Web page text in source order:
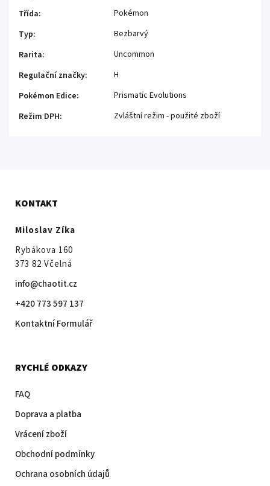
Třída:
Pokémon
Typ:
Bezbarvý
Rarita:
Uncommon
Regulační značky:
H
Pokémon Edice:
Prismatic Evolutions
Režim DPH: Zvláštní režim - použité zboží
KONTAKT
Miloslav Zíka
Rybákova 160
373 82 Včelná
info@chaotit.cz
+420 773 597 137
Kontaktní Formulář
RYCHLÉ ODKAZY
FAQ
Doprava a platba
Vrácení zboží
Obchodní podmínky
Ochrana osobních údajů